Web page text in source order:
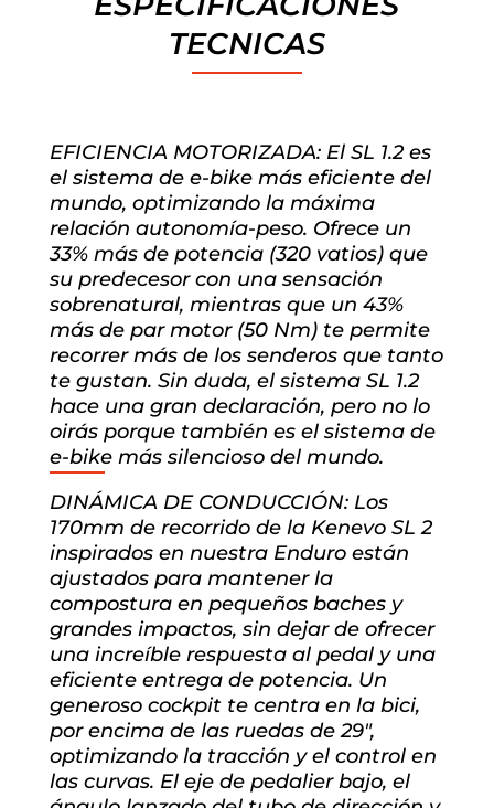
TECNICAS
EFICIENCIA MOTORIZADA: El SL 1.2 es
el sistema de e-bike más eficiente del
mundo, optimizando la máxima
relación autonomía-peso. Ofrece un
33% más de potencia (320 vatios) que
su predecesor con una sensación
sobrenatural, mientras que un 43%
más de par motor (50 Nm) te permite
recorrer más de los senderos que tanto
te gustan. Sin duda, el sistema SL 1.2
hace una gran declaración, pero no lo
oirás porque también es el sistema de
e-bike más silencioso del mundo.
DINÁMICA DE CONDUCCIÓN: Los
170mm de recorrido de la Kenevo SL 2
inspirados en nuestra Enduro están
ajustados para mantener la
compostura en pequeños baches y
grandes impactos, sin dejar de ofrecer
una increíble respuesta al pedal y una
eficiente entrega de potencia. Un
generoso cockpit te centra en la bici,
por encima de las ruedas de 29″,
optimizando la tracción y el control en
las curvas. El eje de pedalier bajo, el